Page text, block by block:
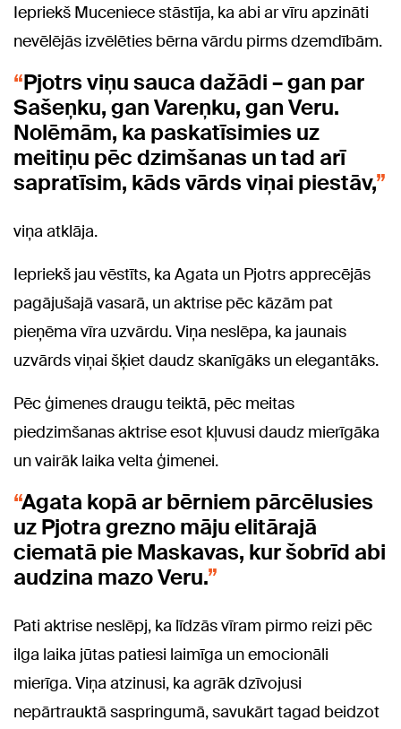
Iepriekš Muceniece stāstīja, ka abi ar vīru apzināti
nevēlējās izvēlēties bērna vārdu pirms dzemdībām.
Pjotrs viņu sauca dažādi – gan par
Sašeņku, gan Vareņku, gan Veru.
Nolēmām, ka paskatīsimies uz
meitiņu pēc dzimšanas un tad arī
sapratīsim, kāds vārds viņai piestāv,
viņa atklāja.
Iepriekš jau vēstīts, ka Agata un Pjotrs apprecējās
pagājušajā vasarā, un aktrise pēc kāzām pat
pieņēma vīra uzvārdu. Viņa neslēpa, ka jaunais
uzvārds viņai šķiet daudz skanīgāks un elegantāks.
Pēc ģimenes draugu teiktā, pēc meitas
piedzimšanas aktrise esot kļuvusi daudz mierīgāka
un vairāk laika velta ģimenei.
Agata kopā ar bērniem pārcēlusies
uz Pjotra grezno māju elitārajā
ciematā pie Maskavas, kur šobrīd abi
audzina mazo Veru.
Pati aktrise neslēpj, ka līdzās vīram pirmo reizi pēc
ilga laika jūtas patiesi laimīga un emocionāli
mierīga. Viņa atzinusi, ka agrāk dzīvojusi
nepārtrauktā saspringumā, savukārt tagad beidzot